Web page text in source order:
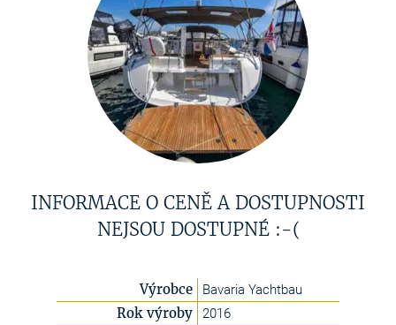
INFORMACE O CENĚ A DOSTUPNOSTI
NEJSOU DOSTUPNÉ :-(
Výrobce Bavaria Yachtbau
Rok výroby 2016